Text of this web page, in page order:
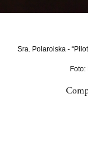
Sra. Polaroiska -